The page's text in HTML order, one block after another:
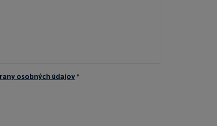
osobných údajov *